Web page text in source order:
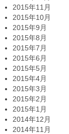
2015年11月
2015年10月
2015年9月
2015年8月
2015年7月
2015年6月
2015年5月
2015年4月
2015年3月
2015年2月
2015年1月
2014年12月
2014年11月